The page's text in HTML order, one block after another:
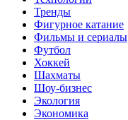
Тренды
Фигурное катание
Фильмы и сериалы
Футбол
Хоккей
Шахматы
Шоу-бизнес
Экология
Экономика